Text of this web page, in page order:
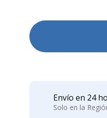
Envío en 24
Solo en la